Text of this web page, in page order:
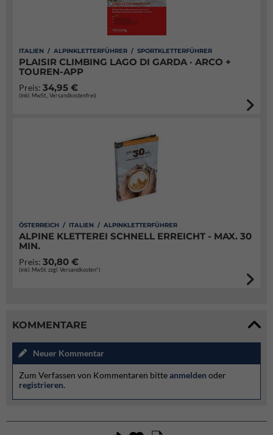
ITALIEN / ALPINKLETTERFÜHRER / SPORTKLETTERFÜHRER
PLAISIR CLIMBING LAGO DI GARDA · ARCO +
TOUREN-APP
Preis: 34,95 €
(inkl. MwSt., Versandkostenfrei)
ÖSTERREICH / ITALIEN / ALPINKLETTERFÜHRER
ALPINE KLETTEREI SCHNELL ERREICHT - MAX. 30
MIN.
Preis: 30,80 €
(inkl. MwSt. zzgl. Versandkosten*)
KOMMENTARE
Neuer Kommentar
Zum Verfassen von Kommentaren bitteanmelden oder
registrieren.